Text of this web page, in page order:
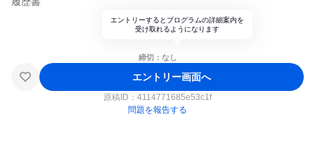
エントリーするとプログラムの詳細案内を
受け取れるようになります
締切：なし
エントリー画面へ
原稿ID： 4114771685e53c1f
問題を報告する